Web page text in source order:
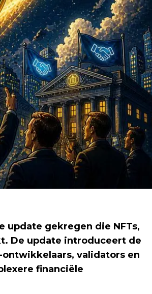
update gekregen die NFTs,
De update introduceert de
-ontwikkelaars, validators en
financiële